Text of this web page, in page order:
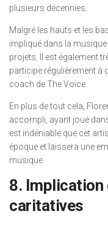
plusieurs décennies.
Malgré les hauts et les
impliqué dans la
projets. Il est également
participe régulièrement à
coach de The Voice.
En plus de tout cela,
accompli, ayant joué
est indéniable que cet
époque et laissera une
musique.
8.
caritatives